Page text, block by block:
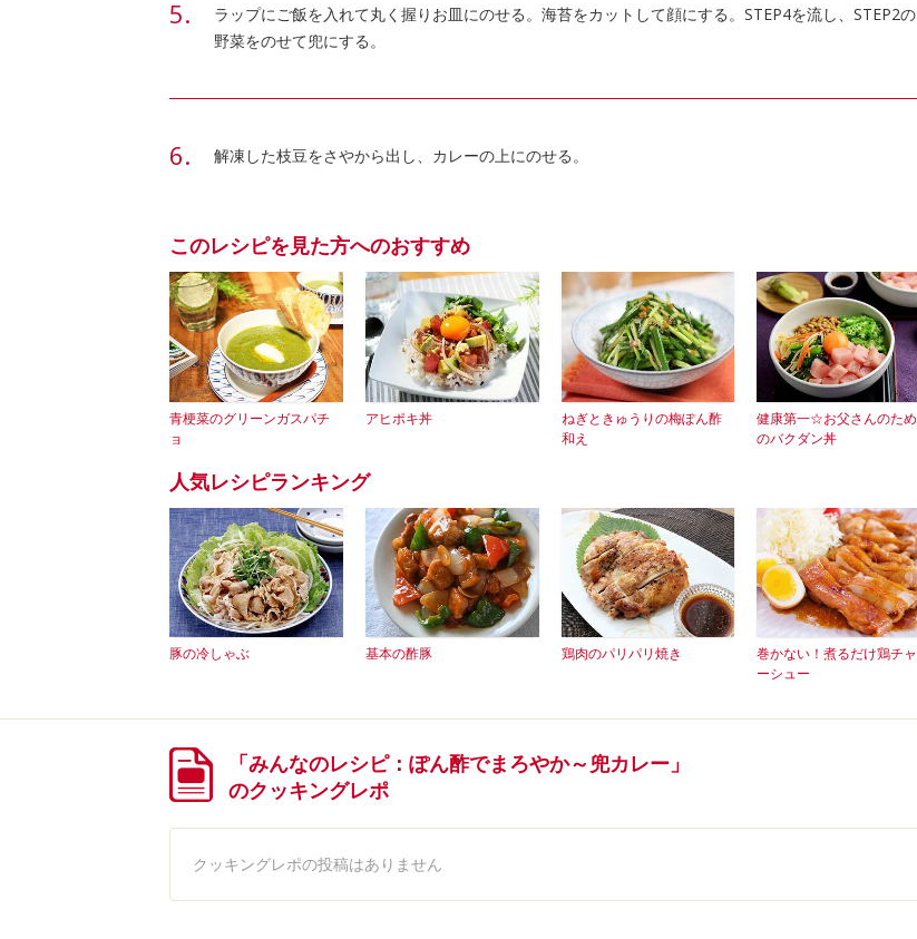
ラップにご飯を入れて丸く握りお皿にのせる。海苔をカットして顔にする。STEP4を流し、STEP2の
野菜をのせて兜にする。
解凍した枝豆をさやから出し、カレーの上にのせる。
このレシピを見た方へのおすすめ
青梗菜のグリーンガスパチ
ョ
アヒポキ丼
ねぎときゅうりの梅ぽん酢
和え
健康第一☆お父さんのため
のバクダン丼
人気レシピランキング
豚の冷しゃぶ 基本の酢豚 鶏肉のパリパリ焼き
巻かない！煮るだけ鶏チャ
ーシュー
「みんなのレシピ：ぽん酢でまろやか～兜カレー」
のクッキングレポ
クッキングレポの投稿はありません